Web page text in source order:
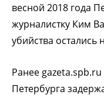
весной 2018 года
журналистку Ким
убийства остались
Ранее gazeta.spb.ru
Петербурга